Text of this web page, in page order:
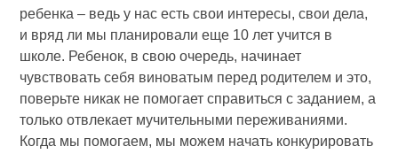
ребенка – ведь у нас есть свои интересы, свои дела,
и вряд ли мы планировали еще 10 лет учится в
школе. Ребенок, в свою очередь, начинает
чувствовать себя виноватым перед родителем и это,
поверьте никак не помогает справиться с заданием, а
только отвлекает мучительными переживаниями.
Когда мы помогаем, мы можем начать конкурировать